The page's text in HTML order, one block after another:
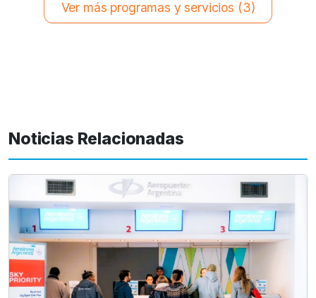
Ver más programas y servicios (3)
Noticias Relacionadas